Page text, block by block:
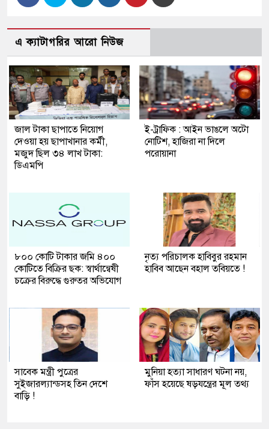
এ ক্যাটাগরির আরো নিউজ
জাল টাকা ছাপাতে নিয়োগ
দেওয়া হয় ছাপাখানার কর্মী,
মজুদ ছিল ৩৪ লাখ টাকা:
ডিএমপি
ই-ট্রাফিক : আইন ভাঙলে অটো
নোটিশ, হাজিরা না দিলে
পরোয়ানা
৮০০ কোটি টাকার জমি ৪০০
কোটিতে বিক্রির ছক: স্বার্থান্বেষী
চক্রের বিরুদ্ধে গুরুতর অভিযোগ
নৃত্য পরিচালক হাবিবুর রহমান
হাবিব আছেন বহাল তবিয়তে !
সাবেক মন্ত্রী পুত্রের
সুইজারল্যান্ডসহ তিন দেশে
বাড়ি !
মুনিয়া হত্যা সাধারণ ঘটনা নয়,
ফাঁস হয়েছে ষড়যন্ত্রের মূল তথ্য